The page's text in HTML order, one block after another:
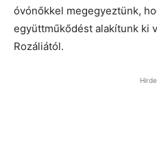
óvónőkkel megegyeztünk,
együttműkődést alakítunk ki
Rozáliától.